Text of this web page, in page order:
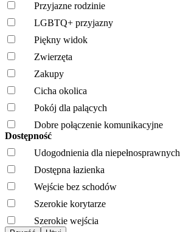
Przyjazne rodzinie
LGBTQ+ przyjazny
Piękny widok
Zwierzęta
Zakupy
Cicha okolica
Pokój dla palących
Dobre połączenie komunikacyjne
Dostępność
Udogodnienia dla niepełnosprawnych
Dostępna łazienka
Wejście bez schodów
Szerokie korytarze
Szerokie wejścia